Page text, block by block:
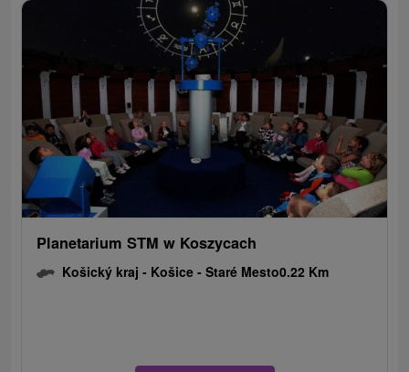
Planetarium STM w Koszycach
Košický kraj - Košice - Staré Mesto0.22 Km